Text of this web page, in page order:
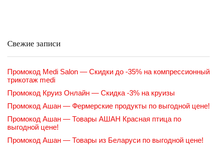
Свежие записи
Промокод Medi Salon — Скидки до -35% на компрессионный
трикотаж medi
Промокод Круиз Онлайн — Скидка -3% на круизы
Промокод Ашан — Фермерские продукты по выгодной цене!
Промокод Ашан — Товары АШАН Красная птица по
выгодной цене!
Промокод Ашан — Товары из Беларуси по выгодной цене!